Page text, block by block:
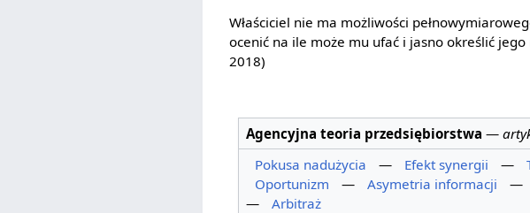
Właściciel nie ma możliwości
ocenić na ile może mu ufać i jasno określić
2018)
Agencyjna teoria przedsiębiorstwa —
Pokusa nadużycia
— Efekt synergii —
Oportunizm
— Asymetria informacji —
—
Arbitraż